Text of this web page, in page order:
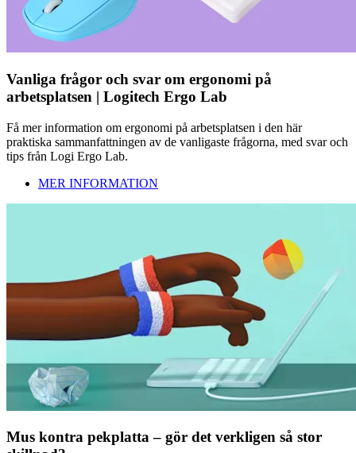
Vanliga frågor och svar om ergonomi på
arbetsplatsen | Logitech Ergo Lab
Få mer information om ergonomi på arbetsplatsen i den här
praktiska sammanfattningen av de vanligaste frågorna, med svar och
tips från Logi Ergo Lab.
MER INFORMATION
Mus kontra pekplatta – gör det verkligen så stor